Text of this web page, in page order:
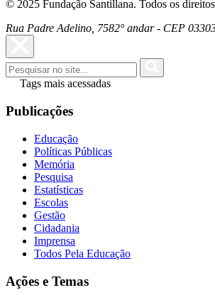
© 2025 Fundação Santillana. Todos os
Rua Padre Adelino, 7582° andar - CEP
Tags mais acessadas
Publicações
Educação
Políticas Públicas
Memória
Pesquisa
Estatísticas
Escolas
Gestão
Cidadania
Imprensa
Todos Pela Educação
Ações e Temas